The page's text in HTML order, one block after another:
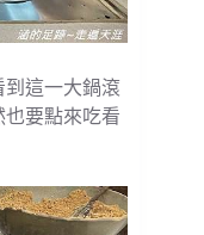
這一大鍋滾
要點來吃看